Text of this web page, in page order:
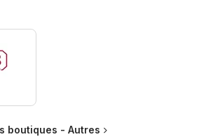
boutiques - Autres